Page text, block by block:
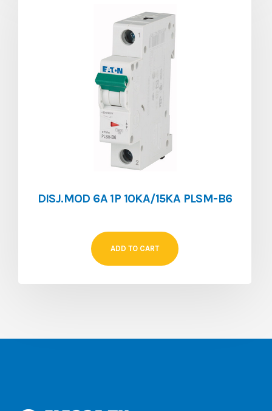
DISJ.MOD 6A 1P 10KA/15KA PLSM-B6
ADD TO CART